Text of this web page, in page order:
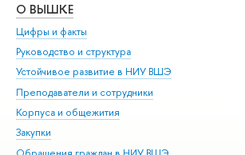
О ВЫШКЕ
Цифры и факты
Руководство и структура
Устойчивое развитие в НИУ ВШЭ
Преподаватели и сотрудники
Корпуса и общежития
Закупки